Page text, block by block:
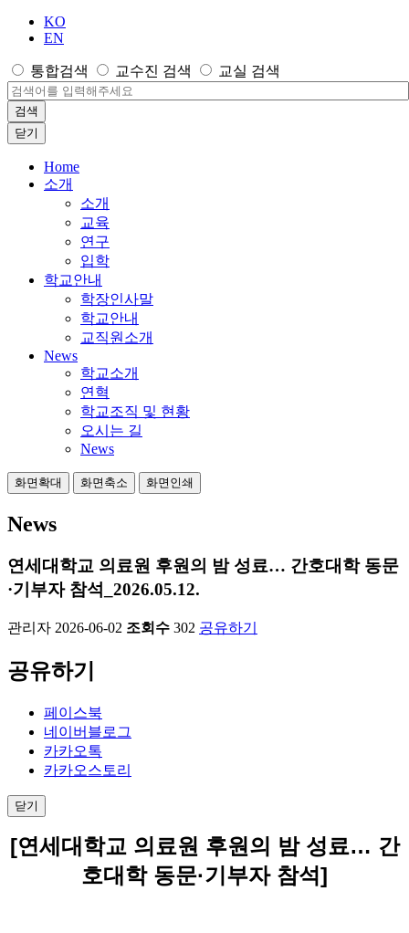
KO
EN
통합검색 교수진 검색 교실 검색
검색
닫기
Home
소개
소개
교육
연구
입학
학교안내
학장인사말
학교안내
교직원소개
News
학교소개
연혁
학교조직 및 현황
오시는 길
News
화면확대 화면축소 화면인쇄
News
연세대학교 의료원 후원의 밤 성료… 간호대학 동문
·기부자 참석_2026.05.12.
관리자 2026-06-02 조회수 302 공유하기
공유하기
페이스북
네이버블로그
카카오톡
카카오스토리
닫기
[연세대학교 의료원 후원의 밤 성료… 간
호대학 동문·기부자 참석]